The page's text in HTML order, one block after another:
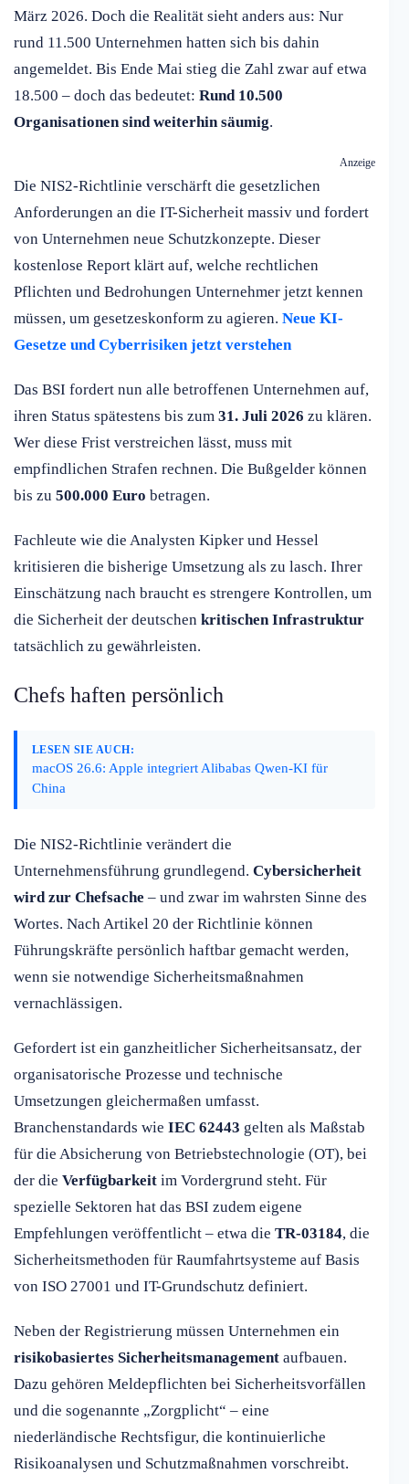
März 2026. Doch die Realität sieht anders aus: Nur
rund 11.500 Unternehmen hatten sich bis dahin
angemeldet. Bis Ende Mai stieg die Zahl zwar auf etwa
18.500 – doch das bedeutet: Rund 10.500
Organisationen sind weiterhin säumig.
Anzeige
Die NIS2-Richtlinie verschärft die gesetzlichen
Anforderungen an die IT-Sicherheit massiv und fordert
von Unternehmen neue Schutzkonzepte. Dieser
kostenlose Report klärt auf, welche rechtlichen
Pflichten und Bedrohungen Unternehmer jetzt kennen
müssen, um gesetzeskonform zu agieren. Neue KI-
Gesetze und Cyberrisiken jetzt verstehen
Das BSI fordert nun alle betroffenen Unternehmen auf,
ihren Status spätestens bis zum 31. Juli 2026 zu klären.
Wer diese Frist verstreichen lässt, muss mit
empfindlichen Strafen rechnen. Die Bußgelder können
bis zu 500.000 Euro betragen.
Fachleute wie die Analysten Kipker und Hessel
kritisieren die bisherige Umsetzung als zu lasch. Ihrer
Einschätzung nach braucht es strengere Kontrollen, um
die Sicherheit der deutschen kritischen Infrastruktur
tatsächlich zu gewährleisten.
Chefs haften persönlich
LESEN SIE AUCH:
macOS 26.6: Apple integriert Alibabas Qwen-KI für
China
Die NIS2-Richtlinie verändert die
Unternehmensführung grundlegend. Cybersicherheit
wird zur Chefsache – und zwar im wahrsten Sinne des
Wortes. Nach Artikel 20 der Richtlinie können
Führungskräfte persönlich haftbar gemacht werden,
wenn sie notwendige Sicherheitsmaßnahmen
vernachlässigen.
Gefordert ist ein ganzheitlicher Sicherheitsansatz, der
organisatorische Prozesse und technische
Umsetzungen gleichermaßen umfasst.
Branchenstandards wie IEC 62443 gelten als Maßstab
für die Absicherung von Betriebstechnologie (OT), bei
der die Verfügbarkeit im Vordergrund steht. Für
spezielle Sektoren hat das BSI zudem eigene
Empfehlungen veröffentlicht – etwa die TR-03184, die
Sicherheitsmethoden für Raumfahrtsysteme auf Basis
von ISO 27001 und IT-Grundschutz definiert.
Neben der Registrierung müssen Unternehmen ein
risikobasiertes Sicherheitsmanagement aufbauen.
Dazu gehören Meldepflichten bei Sicherheitsvorfällen
und die sogenannte „Zorgplicht“ – eine
niederländische Rechtsfigur, die kontinuierliche
Risikoanalysen und Schutzmaßnahmen vorschreibt.